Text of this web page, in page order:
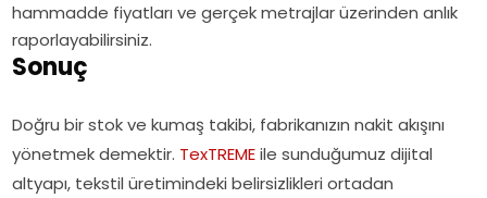
hammadde fiyatları ve gerçek metrajlar üzerinden anlık
raporlayabilirsiniz.
Sonuç
Doğru bir stok ve kumaş takibi, fabrikanızın nakit akışını
yönetmek demektir. TexTREMEile sunduğumuz dijital
altyapı, tekstil üretimindeki belirsizlikleri ortadan